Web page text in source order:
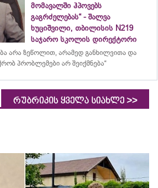
მომავალში ჰპოვებს
გაგრძელებას“ - შალვა
ხუციშვილი, თბილისის N219
საჯარო სკოლის დირექტორი
არა ზეწოლით, არამედ განხილვითა და
პრობლემები არ შეიქმნება“
რუბრიკის ყველა სიახლე >>